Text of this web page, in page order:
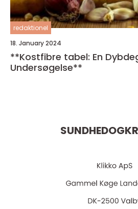
redaktionel
18. January 2024
**Kostfibre tabel: En
Undersøgelse**